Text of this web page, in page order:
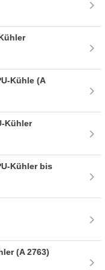
Kühle (A
Kühler
Kühler bis
(A 2763)